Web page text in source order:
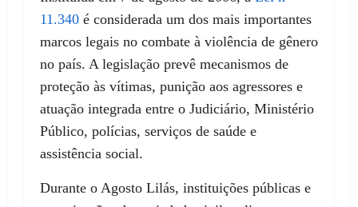
11.340 é considerada um dos mais importantes
marcos legais no combate à violência de gênero
no país. A legislação prevê mecanismos de
proteção às vítimas, punição aos agressores e
atuação integrada entre o Judiciário, Ministério
Público, polícias, serviços de saúde e
assistência social.
Durante o Agosto Lilás, instituições públicas e